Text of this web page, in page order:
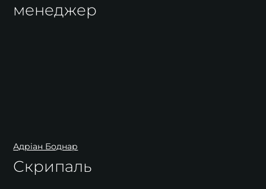
менеджер
Адріан Боднар
Скрипаль